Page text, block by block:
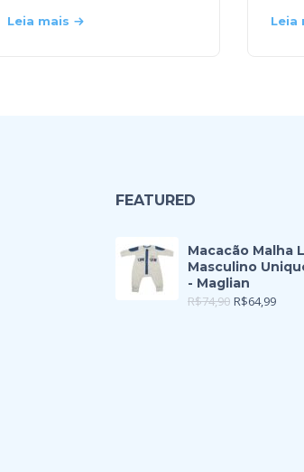
Leia mais Leia
FEATURED
Macacão Malha
Masculino
- Maglian
R$74,90 R$64,99